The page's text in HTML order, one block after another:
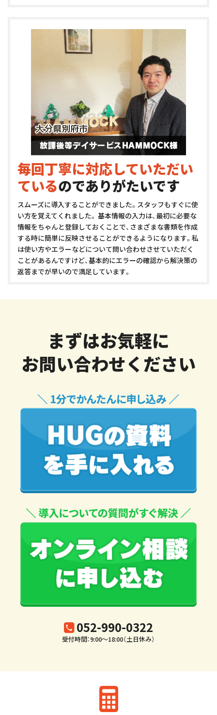
毎回丁寧に対応していただい
ているのでありがたいです
スムーズに導入することができました。スタッフもすぐに使
い方を覚えてくれました。 基本情報の入力は、最初に必要な
情報をちゃんと登録しておくことで、さまざまな書類を作成
する時に簡単に反映させることができるようになります。私
は使い方やエラーなどについて問い合わせさせていただく
ことがあるんですけど、基本的にエラーの確認から解決策の
返答までが早いので満足しています。
まずはお気軽に
お問い合わせください
052-990-0322
受付時間：9:00～18:00（土日休み）